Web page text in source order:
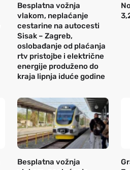
Besplatna vožnja
vlakom, neplaćanje
cestarine na autocesti
Sisak – Zagreb,
oslobađanje od plaćanja
rtv pristojbe i električne
energije produženo do
kraja lipnja iduće godine
Besplatna vožnja